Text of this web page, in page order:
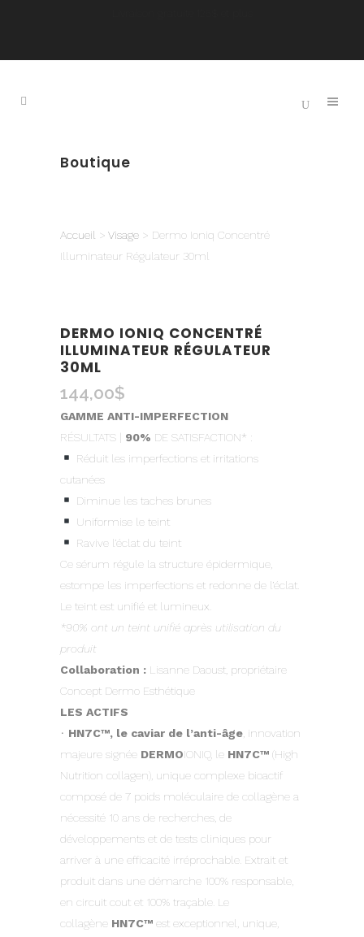
Boutique
Accueil > Visage > Dermo Ioniq Concentré
Illuminateur Régulateur 30ml
DERMO IONIQ CONCENTRÉ
ILLUMINATEUR RÉGULATEUR
30ML
144,00$
GAMME ANTI-IMPERFECTION
RÉSULTATS | 90% DE SATISFACTION* :
Réduit les imperfections et irritations
cutanées
Diminue les taches brunes
Uniformise le teint
Ravive l’éclat du teint
Ce sérum régule la structure épidermique,
estompe les imperfections et redonne de l’éclat.
Le teint est unifié et lumineux.
*90% ont un teint unifié après utilisation du
produit
Collaboration : Lisanne Daoust, propriétaire
Concept Dermo Esthétique
LES ACTIFS
• HN7C™, le caviar de l’anti-âge , innovation
majeure signée DERMOIONIQ, le HN7C™ (High
Nutrition collagen), unique complexe bioactif
composé de 7 poids moléculaire de collagène a
nécessité 10 ans de recherches, de
développements et de tests cliniques pour
arriver à une efficacité irréprochable. Extrait et
produit dans une démarche 100% responsable,
en circuit cout et 100% traçable. Le
collagène HN7C™ est exceptionnel, unique,